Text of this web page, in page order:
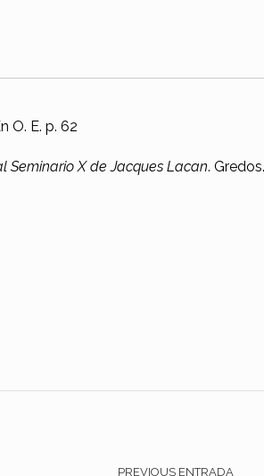
O. E. p. 62
Seminario X de Jacques Lacan. Gredos.
PREVIOUS ENTRADA